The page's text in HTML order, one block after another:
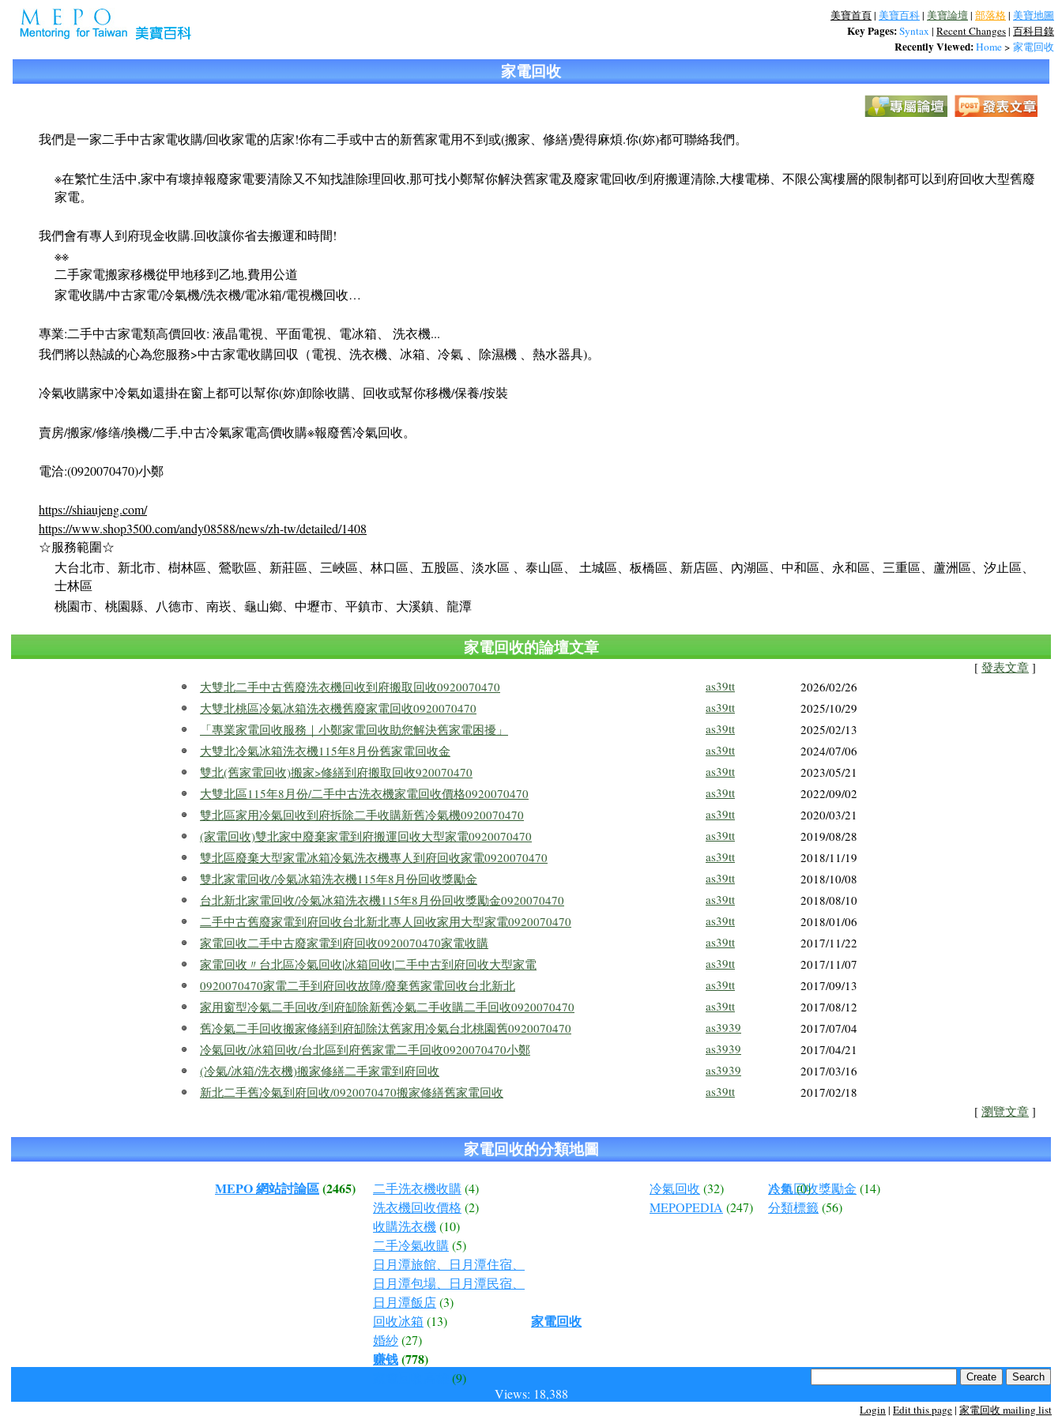
美寶首頁| 美寶百科| 美寶論壇| 部落格| 美寶地圖
Key Pages:Syntax | Recent Changes| 百科目錄
Recently Viewed:Home> 家電回收
家電回收
我們是一家二手中古家電收購/回收家電的店家!你有二手或中古的新舊家電用不到或(搬家、修繕)覺得麻煩.你(妳)都可聯絡我們。
※在繁忙生活中,家中有壞掉報廢家電要清除又不知找誰除理回收,那可找小鄭幫你解決舊家電及廢家電回收/到府搬運清除,大樓電梯、不限公寓樓層的限制都可以到府回收大型舊廢
家電。
我們會有專人到府現金收購.回收讓你省去搬運和時間!
※※
二手家電搬家移機從甲地移到乙地,費用公道
家電收購/中古家電/冷氣機/洗衣機/電冰箱/電視機回收…
專業:二手中古家電類高價回收: 液晶電視、平面電視、電冰箱、 洗衣機...
我們將以熱誠的心為您服務>中古家電收購回収（電視、洗衣機、冰箱、冷氣 、除濕機 、熱水器具)。
冷氣收購家中冷氣如還掛在窗上都可以幫你(妳)卸除收購、回收或幫你移機/保養/按裝
賣房/搬家/修缮/換機/二手,中古冷氣家電高價收購※報廢舊冷氣回收。
電洽:(0920070470)小鄭
https://shiaujeng.com/
https://www.shop3500.com/andy08588/news/zh-tw/detailed/1408
☆服務範圍☆
大台北市、新北市、樹林區、鶯歌區、新莊區、三峽區、林口區、五股區、淡水區 、泰山區、 土城區、板橋區、新店區、內湖區、中和區、永和區、三重區、蘆洲區、汐止區、
士林區
桃園市、桃園縣、八德市、南崁、龜山鄉、中壢市、平鎮市、大溪鎮、龍潭
家電回收的論壇文章
[ 發表文章 ]
大雙北二手中古舊廢洗衣機回收到府搬取回收0920070470 as39tt
2026/02/26
大雙北桃區冷氣冰箱洗衣機舊廢家電回收0920070470
as39tt
2025/10/29
「專業家電回收服務｜小鄭家電回收助您解決舊家電困擾」
as39tt
2025/02/13
大雙北冷氣冰箱洗衣機115年8月份舊家電回收金
as39tt
2024/07/06
雙北(舊家電回收)搬家>修繕到府搬取回收920070470
as39tt
2023/05/21
大雙北區115年8月份/二手中古洗衣機家電回收價格0920070470
as39tt
2022/09/02
雙北區家用冷氣回收到府拆除二手收購新舊冷氣機0920070470
as39tt
2020/03/21
(家電回收)雙北家中廢棄家電到府搬運回收大型家電0920070470
as39tt
2019/08/28
雙北區廢棄大型家電冰箱冷氣洗衣機專人到府回收家電0920070470
as39tt
2018/11/19
雙北家電回收/冷氣冰箱洗衣機115年8月份回收獎勵金
as39tt
2018/10/08
台北新北家電回收/冷氣冰箱洗衣機115年8月份回收獎勵金0920070470
as39tt
2018/08/10
二手中古舊廢家電到府回收台北新北專人回收家用大型家電0920070470
as39tt
2018/01/06
家電回收二手中古廢家電到府回收0920070470家電收購
as39tt
2017/11/22
家電回收〃台北區冷氣回收|冰箱回收|二手中古到府回收大型家電
as39tt
2017/11/07
0920070470家電二手到府回收故障/廢棄舊家電回收台北新北
as39tt
2017/09/13
家用窗型冷氣二手回收/到府缷除新舊冷氣二手收購二手回收0920070470
as39tt
2017/08/12
舊冷氣二手回收搬家修繕到府缷除汰舊家用冷氣台北桃園舊0920070470
as3939
2017/07/04
冷氣回收/冰箱回收/台北區到府舊家電二手回收0920070470小鄭
as3939
2017/04/21
(冷氣/冰箱/洗衣機)搬家修繕二手家電到府回收
as3939
2017/03/16
新北二手舊冷氣到府回收/0920070470搬家修繕舊家電回收
as39tt 2017/02/18
[ 瀏覽文章 ]
家電回收的分類地圖
MEPO 網站討論區(2465) 二手洗衣機收購(4)
洗衣機回收價格 (2)
收購洗衣機(10)
二手冷氣收購(5)
日月潭旅館、日月潭住宿、
日月潭包場、日月潭民宿、
日月潭飯店(3)
回收冰箱 (13)
婚紗(27)
赚钱(778)
(9)
家電回收
冷氣回收 (32) 冷氣回收獎勵金 (14)
MEPOPEDIA (247)
八角(0)
分類標籤 (56)
Views: 18,388
Login| Edit this page| 家電回收 mailing list